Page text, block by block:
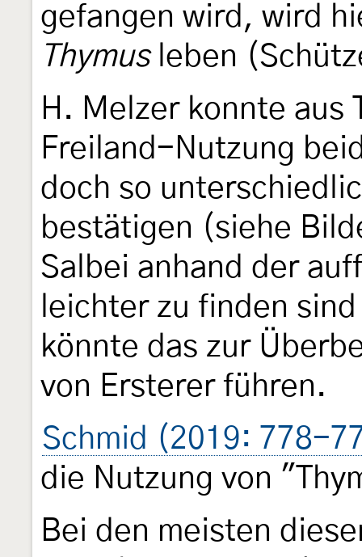
gefangen wird, wird
Thymusleben
H. Melzer konnte aus
Freiland-Nutzung
doch so
bestätigen (siehe
Salbei anhand der
leichter zu finden
könnte das zur
von Ersterer führen.
Schmid (2019: 778-
die Nutzung von
Bei den meisten